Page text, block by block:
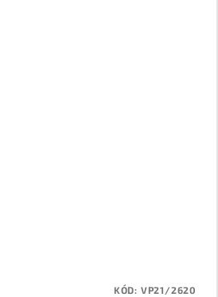
KÓD: VP21/2620